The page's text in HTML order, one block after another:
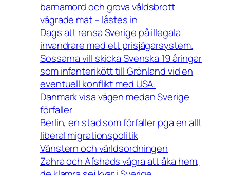
barnamord och grova våldsbrott
vägrade mat – låstes in
Dags att rensa Sverige på illegala
invandrare med ett prisjägarsystem.
Sossarna vill skicka Svenska 19 åringar
som infanterikött till Grönland vid en
eventuell konflikt med USA.
Danmark visa vägen medan Sverige
förfaller
Berlin, en stad som förfaller pga en allt
liberal migrationspolitik
Vänstern och världsordningen
Zahra och Afshads vägra att åka hem,